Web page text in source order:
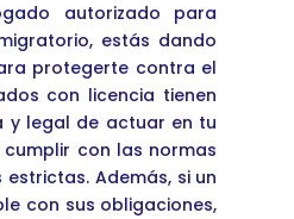
autorizado para
estás dando
protegerte contra el
con licencia tienen
y legal de actuar en tu
con las normas
Además, si un
con sus obligaciones,